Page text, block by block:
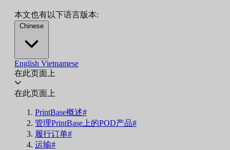
本文也有以下语言版本:
Chinese
English Vietnamese
在此页面上
在此页面上
PrintBase概述#
管理PrintBase上的POD产品#
履行订单#
运输#